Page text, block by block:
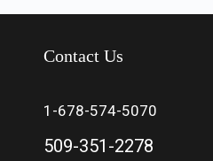
Contact Us
1-678-574-5070
509-351-2278